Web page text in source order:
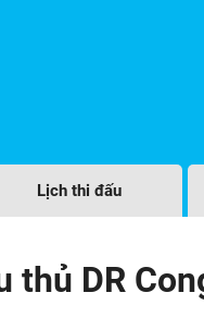
Lịch thi đấu
thủ DR